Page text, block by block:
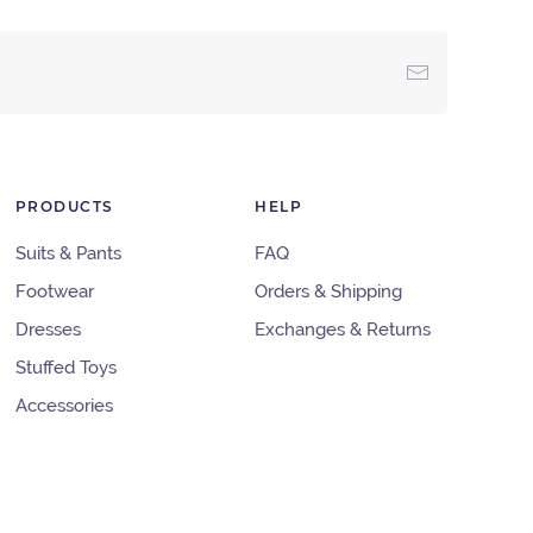
PRODUCTS
Suits & Pants
Footwear
Dresses
Stuffed Toys
Accessories
HELP
FAQ
Orders & Shipping
Exchanges & Returns